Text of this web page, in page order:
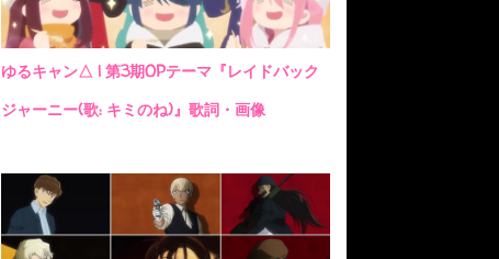
ゆるキャン△ | 第3期OPテーマ『レイドバック
ジャーニー(歌: キミのね)』歌詞・画像